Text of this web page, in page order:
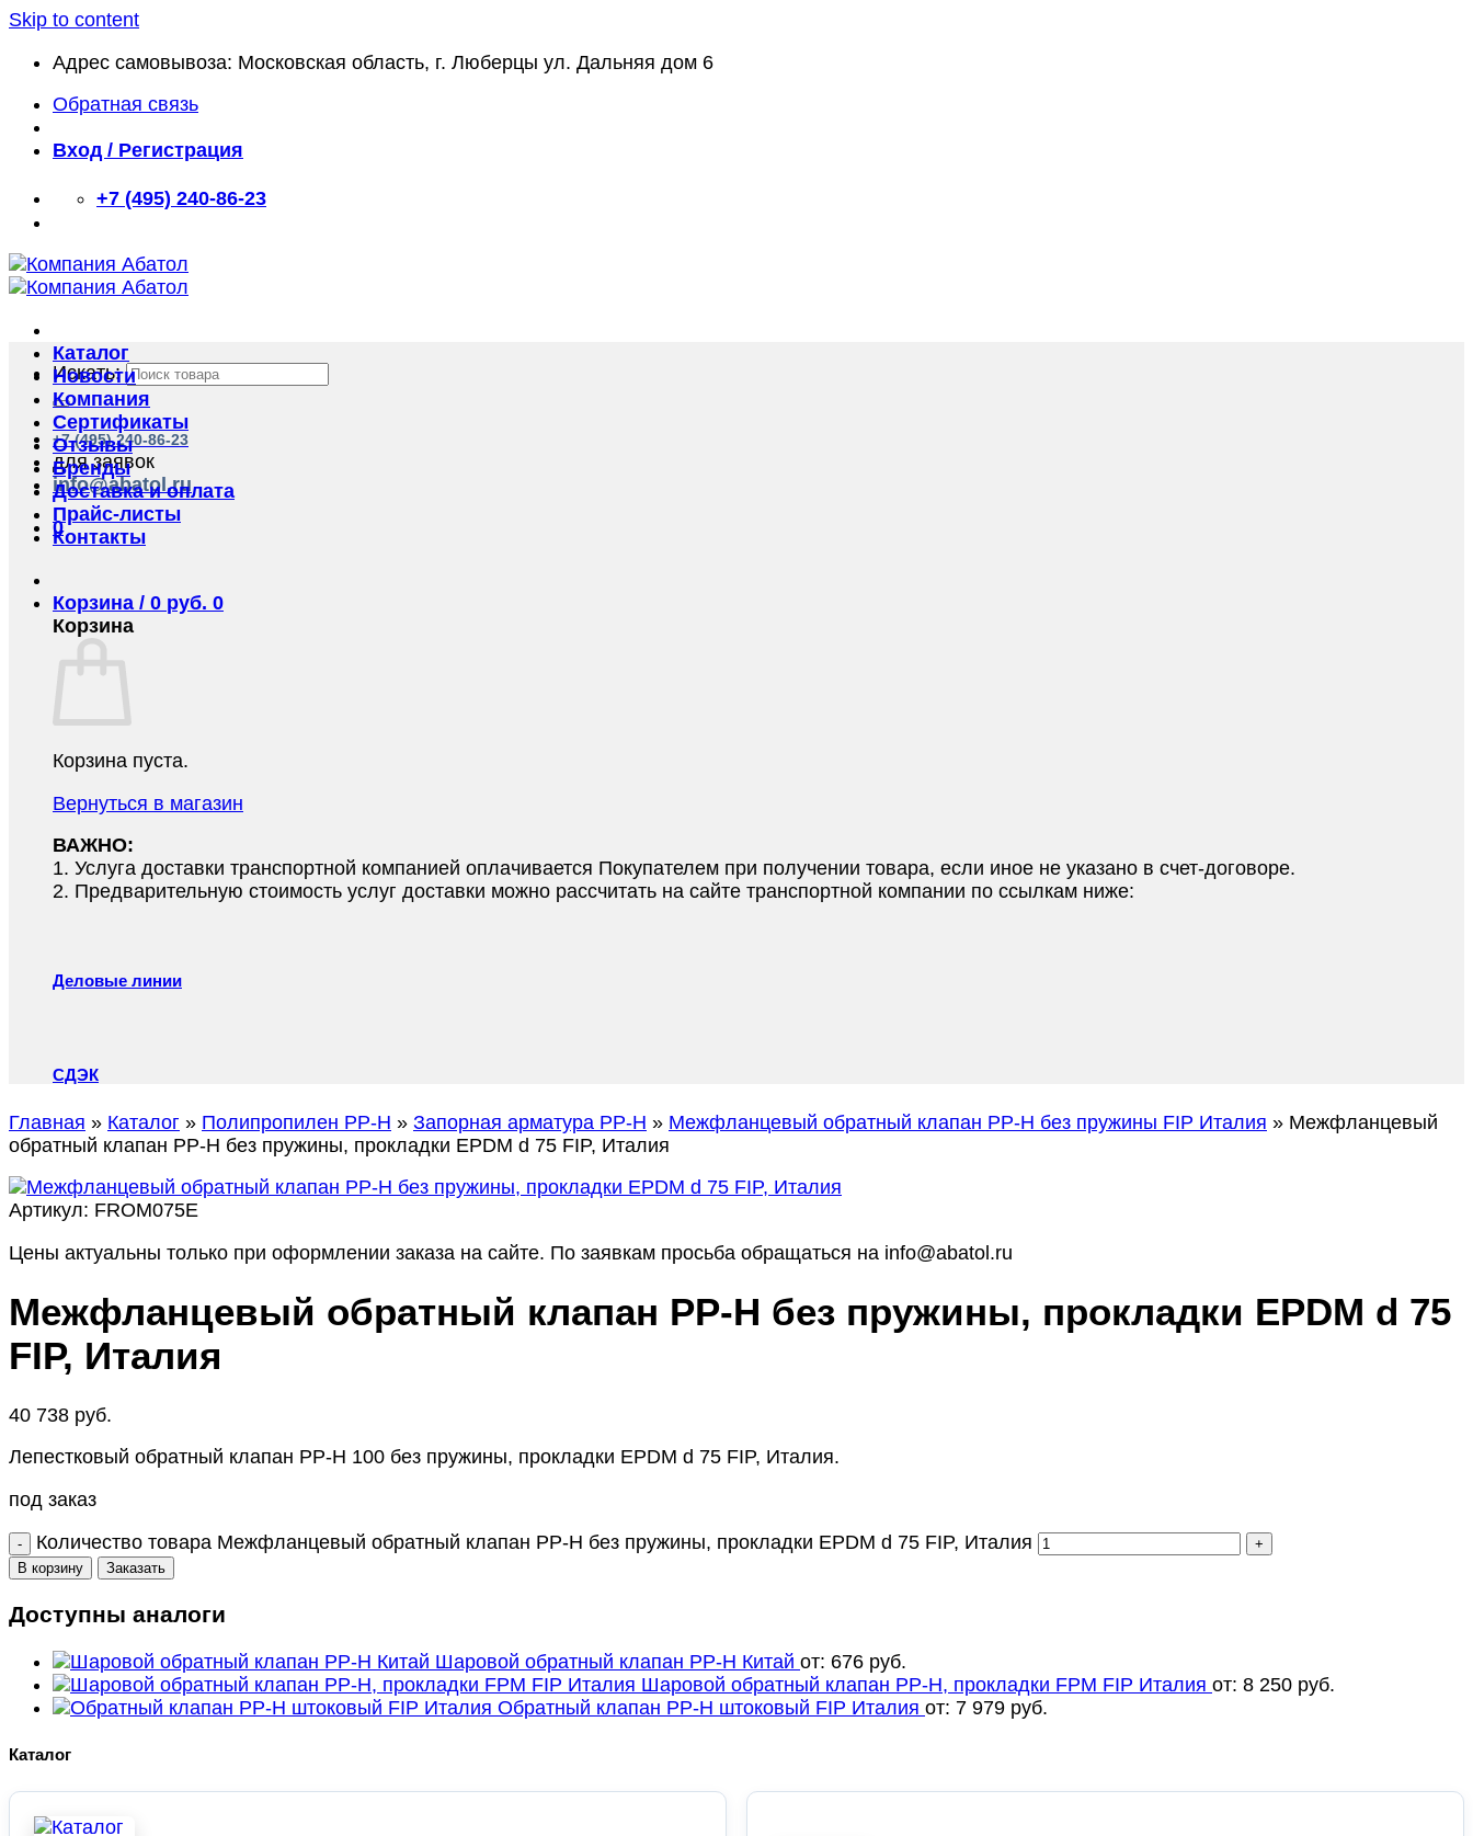
Skip to content
Адрес самовывоза: Московская область, г. Люберцы ул. Дальняя дом 6
Обратная связь
Вход / Регистрация
+7 (495) 240-86-23
Искать:
+7 (495) 240-86-23
для заявок
info@abatol.ru
0
Каталог
Новости
Компания
Сертификаты
Отзывы
Бренды
Доставка и оплата
Прайс-листы
Контакты
Корзина / 0 руб. 0
Корзина
Корзина пуста.
Вернуться в магазин
ВАЖНО:
1.⁠ ⁠Услуга доставки транспортной компанией оплачивается Покупателем при получении товара, если иное не указано в счет-договоре.
2.⁠ ⁠Предварительную стоимость услуг доставки можно рассчитать на сайте транспортной компании по ссылкам ниже:
Деловые линии
СДЭК
Главная » Каталог » Полипропилен PP-H » Запорная арматура PP-H » Межфланцевый обратный клапан PP-H без пружины FIP Италия » Межфланцевый
обратный клапан PP-H без пружины, прокладки EPDM d 75 FIP, Италия
Артикул: FROM075E
Цены актуальны только при оформлении заказа на сайте. По заявкам просьба обращаться на info@abatol.ru
Межфланцевый обратный клапан PP-H без пружины, прокладки EPDM d 75
FIP, Италия
40 738 руб.
Лепестковый обратный клапан PP-H 100 без пружины, прокладки EPDM d 75 FIP, Италия.
под заказ
Количество товара Межфланцевый обратный клапан PP-H без пружины, прокладки EPDM d 75 FIP, Италия
В корзину Заказать
Доступны аналоги
Шаровой обратный клапан PP-H Китай от: 676 руб.
Шаровой обратный клапан PP-H, прокладки FPM FIP Италия от: 8 250 руб.
Обратный клапан PP-H штоковый FIP Италия от: 7 979 руб.
Каталог